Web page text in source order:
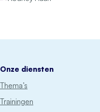
Onze diensten
Thema’s
Trainingen